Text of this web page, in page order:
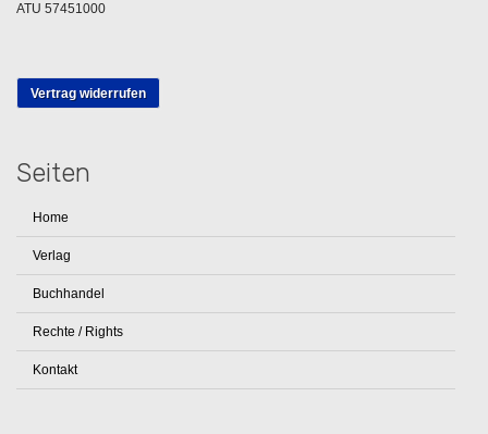
ATU 57451000
Vertrag widerrufen
Seiten
Home
Verlag
Buchhandel
Rechte / Rights
Kontakt